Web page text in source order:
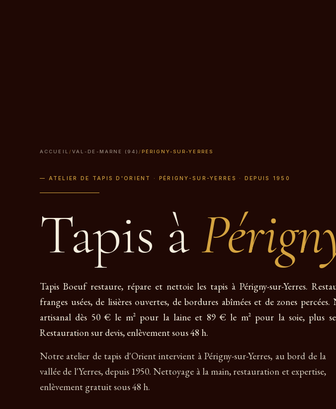
ACCUEIL / VAL-DE-MARNE (94) / PÉRIGNY-SUR-YERRES
— ATELIER DE TAPIS D'ORIENT · PÉRIGNY-SUR-YERRES · DEPUIS 1950
Tapis à
Tapis Boeuf restaure, répare et nettoie les tapis à Périgny-sur-Yerres.
franges usées, de lisières ouvertes, de bordures abîmées et de zones
artisanal dès 50 € le m² pour la laine et 89 € le m² pour la soie, plus
Restauration sur devis, enlèvement sous 48 h.
Notre atelier de tapis d'Orient intervient à Périgny-sur-Yerres, au bord de la
vallée de l'Yerres, depuis 1950. Nettoyage à la main, restauration et expertise,
enlèvement gratuit sous 48 h.